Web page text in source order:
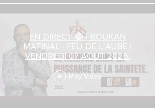
EN DIRECT 🔴 | BOUKAN
MATINAL - FEU DE L'AUBE |
VENDREDI 07 AOUT 2026.
Play Video